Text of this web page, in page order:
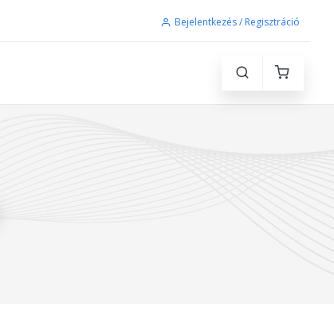
Bejelentkezés / Regisztráció